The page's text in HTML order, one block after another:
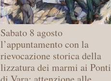
Sabato 8 agosto
l’appuntamento con la
rievocazione storica della
lizzatura dei marmi ai Ponti